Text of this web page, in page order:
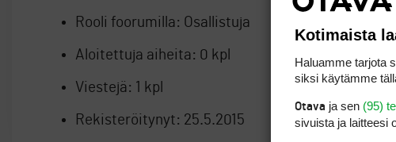
Rooli foorumilla: Osallistuja
Aloitettuja aiheita: 0 kpl
Viestejä: 1 kpl
Rekisteröitynyt: 25.5.2015
Kotimaista
Haluamme tarjota
siksi käytämme
Otava ja sen (95)
sivuista ja laitteesi